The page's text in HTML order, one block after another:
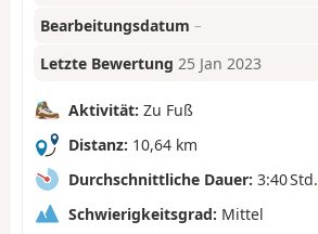
Bearbeitungsdatum –
Letzte Bewertung 25 Jan 2023
Aktivität: Zu Fuß
Distanz: 10,64 km
Durchschnittliche Dauer: 3:40 Std.
Schwierigkeitsgrad: Mittel